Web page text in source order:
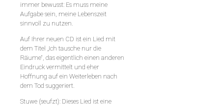
immer bewusst: Es muss meine
Aufgabe sein, meine Lebenszeit
sinnvoll zu nutzen.
Auf Ihrer neuen CD ist ein Lied mit
dem Titel „Ich tausche nur die
Räume“, das eigentlich einen anderen
Eindruck vermittelt und eher
Hoffnung auf ein Weiterleben nach
dem Tod suggeriert.
Stuwe (seufzt): Dieses Lied ist eine